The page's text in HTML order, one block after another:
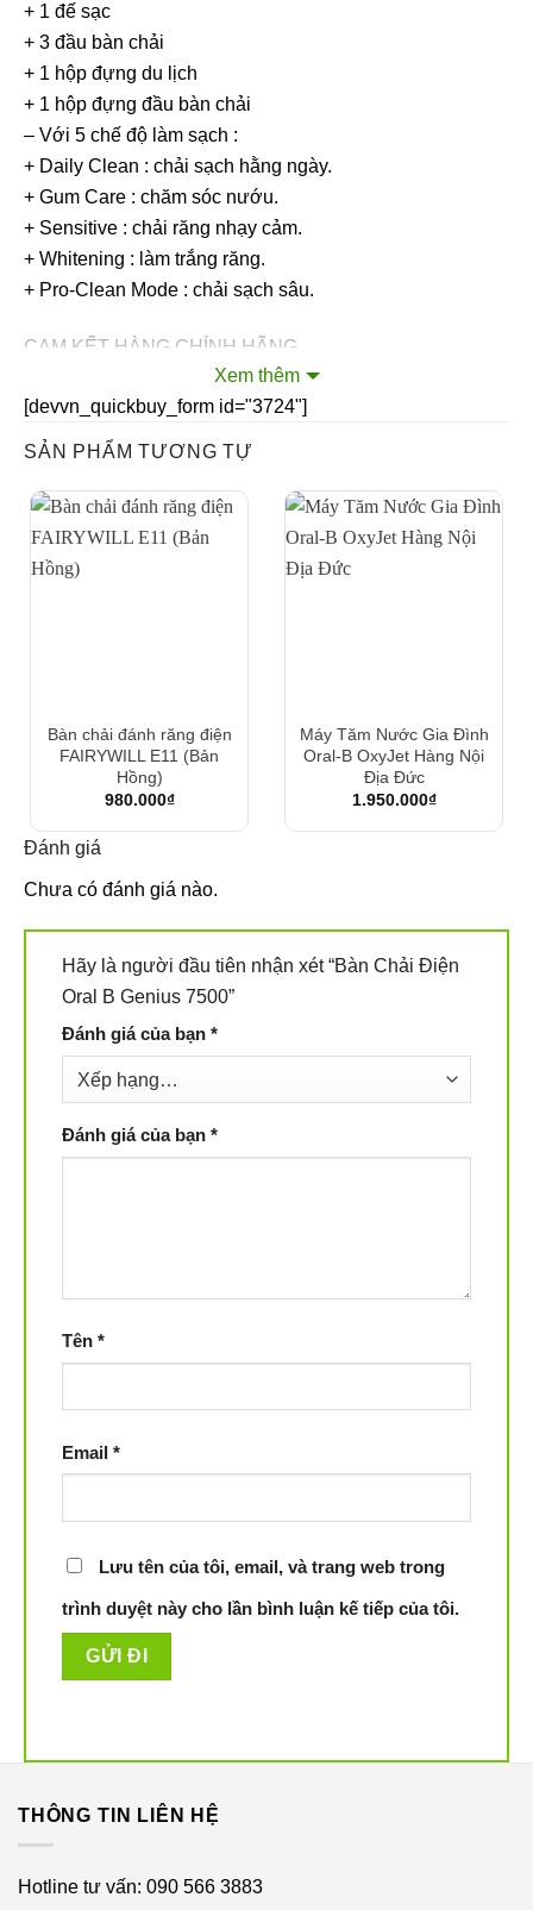
+ 1 đế sạc
+ 3 đầu bàn chải
+ 1 hộp đựng du lịch
+ 1 hộp đựng đầu bàn chải
– Với 5 chế độ làm sạch :
+ Daily Clean : chải sạch hằng ngày.
+ Gum Care : chăm sóc nướu.
+ Sensitive : chải răng nhạy cảm.
+ Whitening : làm trắng răng.
+ Pro-Clean Mode : chải sạch sâu.
CAM KẾT HÀNG CHÍNH HÃNG
Xem thêm
[devvn_quickbuy_form id="3724"]
SẢN PHẨM TƯƠNG TỰ
Bàn chải đánh răng điện
FAIRYWILL E11 (Bản
Hồng)
980.000₫
Máy Tăm Nước Gia Đình
Oral-B OxyJet Hàng Nội
Địa Đức
1.950.000₫
Đánh giá
Chưa có đánh giá nào.
Hãy là người đầu tiên nhận xét “Bàn Chải Điện
Oral B Genius 7500”
Đánh giá của bạn *
Đánh giá của bạn *
Tên *
Email *
Lưu tên của tôi, email, và trang web trong
trình duyệt này cho lần bình luận kế tiếp của tôi.
THÔNG TIN LIÊN HỆ
Hotline tư vấn: 090 566 3883